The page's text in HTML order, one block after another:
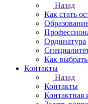
Назад
Как стать
Ординатура
Как
Контакты
Назад
Контакты
Контактная